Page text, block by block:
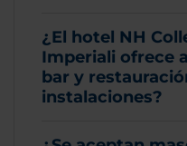
¿El hotel NH
Imperiali ofrece
bar y
instalaciones?